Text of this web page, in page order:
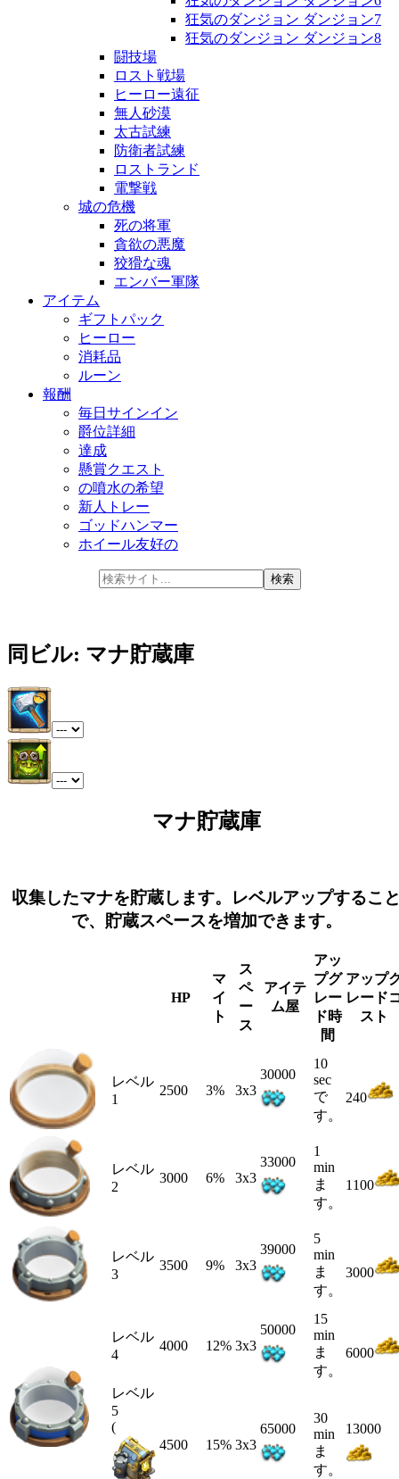
狂気のダンジョン ダンジョン7
狂気のダンジョン ダンジョン8
闘技場
ロスト戦場
ヒーロー遠征
無人砂漠
太古試練
防衛者試練
ロストランド
電撃戦
城の危機
死の将軍
貪欲の悪魔
狡猾な魂
エンバー軍隊
アイテム
ギフトパック
ヒーロー
消耗品
ルーン
報酬
毎日サインイン
爵位詳細
達成
懸賞クエスト
の噴水の希望
新人トレー
ゴッドハンマー
ホイール友好の
同ビル: マナ貯蔵庫
マナ貯蔵庫
収集したマナを貯蔵します。レベルアップするこ
で、貯蔵スペースを増加できます。
HP
マ
イ
ト
ス
ペ
ー
ス
アイテ
ム屋
アッ
プグ
レー
ド時
間
アップ
レード
スト
レベル
1
2500 3% 3x3
30000
10
sec
で
す。
240
レベル
2
3000 6% 3x3
33000
1
min
ま
す。
1100
レベル
3
3500 9% 3x3
39000
5
min
ま
す。
3000
レベル
4
4000 12% 3x3
50000
15
min
ま
す。
6000
レベル
5
(
4500 15% 3x3
65000
30
min
ま
す。
13000